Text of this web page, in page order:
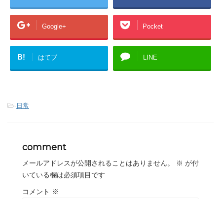
Google+ Pocket
B! はてブ LINE
-日常
comment
メールアドレスが公開されることはありません。 ※ が付
いている欄は必須項目です
コメント ※